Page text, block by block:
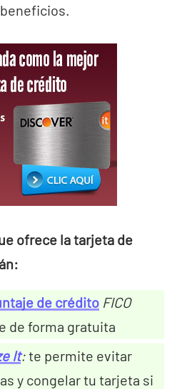
ofrece la tarjeta de
de crédito FICO
de forma gratuita
It:te permite evitar
y congelar tu tarjeta si